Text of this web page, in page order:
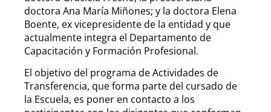
doctora Ana María Miñones; y la doctora Elena
Boente, ex vicepresidente de la entidad y que
actualmente integra el Departamento de
Capacitación y Formación Profesional.
El objetivo del programa de Actividades de
Transferencia, que forma parte del cursado de
la Escuela, es poner en contacto a los